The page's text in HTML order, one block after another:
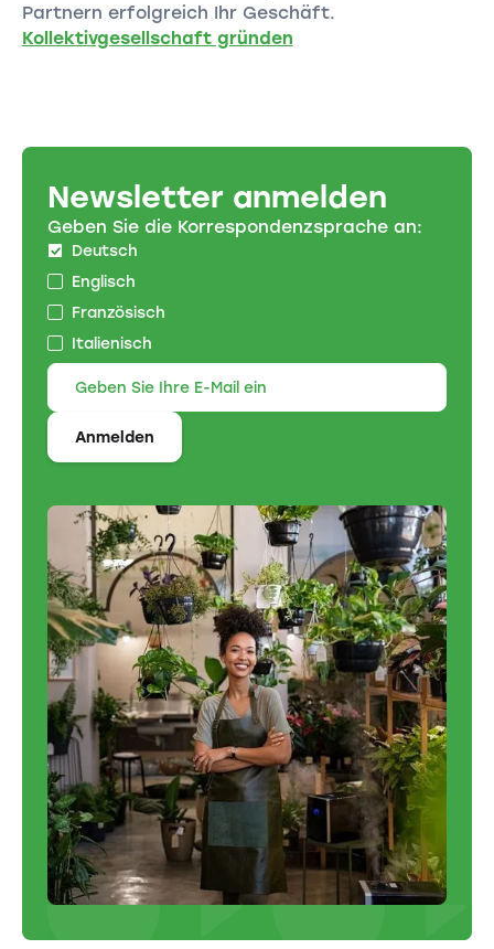
Partnern erfolgreich Ihr Geschäft.
Kollektivgesellschaft gründen
Newsletter anmelden
Geben Sie die Korrespondenzsprache an:
Deutsch
Englisch
Französisch
Italienisch